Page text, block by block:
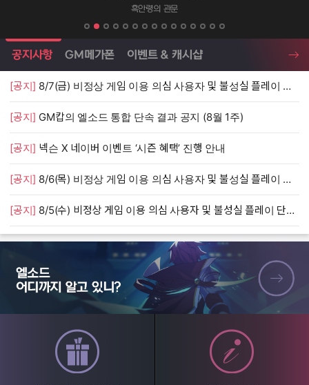
흑안령의 관문
엘소드 소식
공지사항 GM메가폰 이벤트 & 캐시샵
[공지] 8/7(금) 비정상 게임 이용 의심 사용자 및 불성실 플레이 단속 안내
[공지] GM캅의 엘소드 통합 단속 결과 공지 (8월 1주)
[공지] 넥슨 X 네이버 이벤트 ‘시즌 혜택’ 진행 안내
[공지] 8/6(목) 비정상 게임 이용 의심 사용자 및 불성실 플레이 단속 안내
[공지] 8/5(수) 비정상 게임 이용 의심 사용자 및 불성실 플레이 단속 안내
엘소드 어디까지 알고 있니?